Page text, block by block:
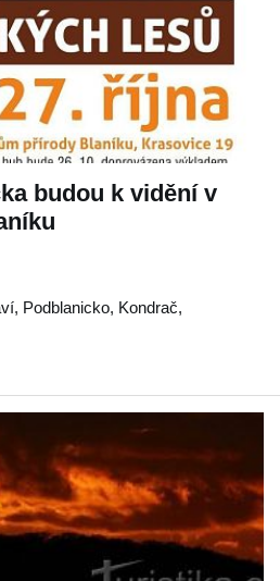
budou k vidění v
, Podblanicko, Kondrač,